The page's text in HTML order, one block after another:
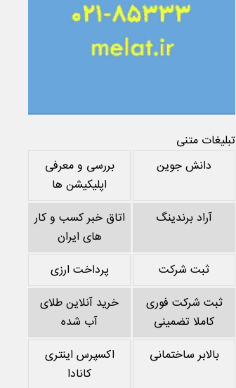
تبلیغات متنی
دانش جوین
بررسی و معرفی
اپلیکیشن ها
آراد برندینگ
اتاق خبر کسب و کار
های ایران
ثبت شرکت
پرداخت ارزی
ثبت شرکت فوری
کاملا تضمینی
خرید آنلاین طلای
آب شده
بالابر ساختمانی
اکسپرس اینتری
کانادا